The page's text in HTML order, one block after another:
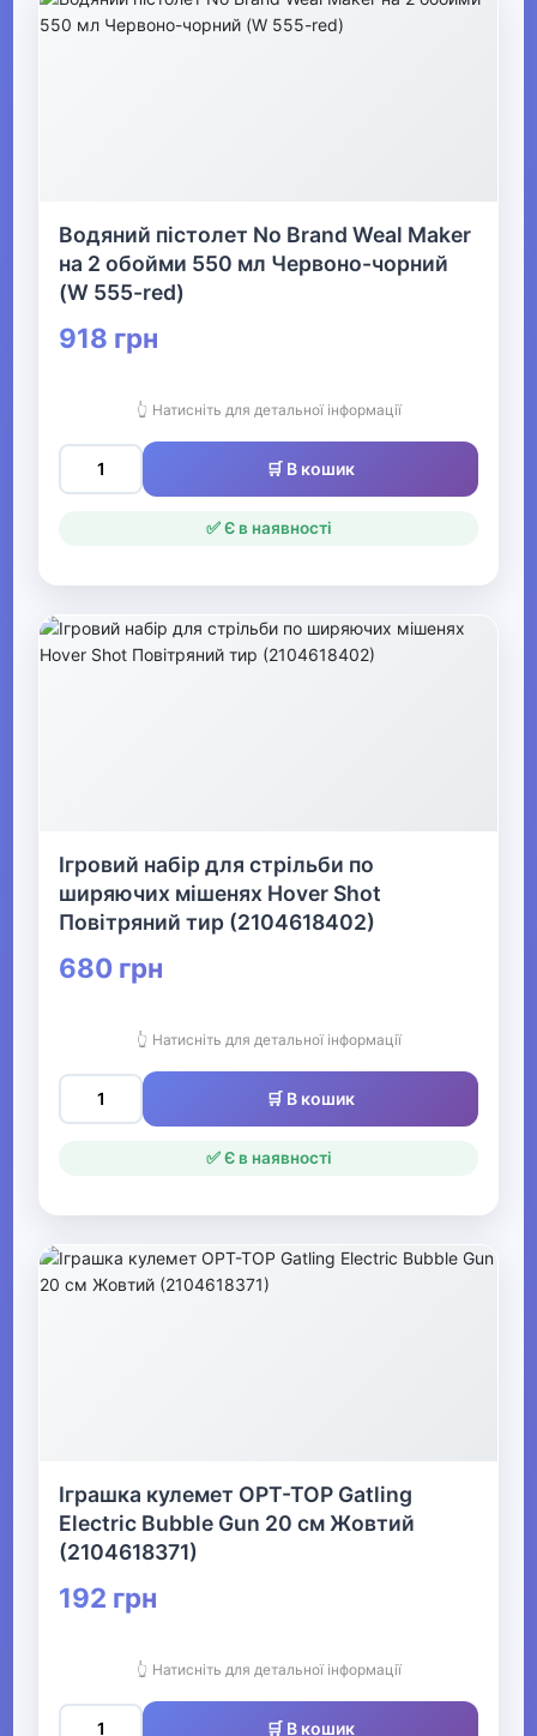
▶ Одяг, взуття та аксесуари
Водяний пістолет No Brand Weal Maker
на 2 обойми 550 мл Червоно-чорний
(W 555-red)
918 грн
👆 Натисніть для детальної інформації
🛒 В кошик
✅ Є в наявності
Ігровий набір для стрільби по
ширяючих мішенях Hover Shot
Повітряний тир (2104618402)
680 грн
👆 Натисніть для детальної інформації
🛒 В кошик
✅ Є в наявності
Іграшка кулемет OPT-TOP Gatling
Electric Bubble Gun 20 см Жовтий
(2104618371)
192 грн
👆 Натисніть для детальної інформації
🛒 В кошик